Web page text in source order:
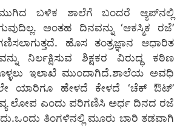
ಬಳಿಕ ಶಾಲೆಗೆ ಬಂದರೆ ಆ್ಯಪ್‌ನಲ್ಲಿ
ಅಂತಹ ದಿನವನ್ನು ‘ಆಕಸ್ಮಿಕ ರಜೆ’
ಹೊಸ ತಂತ್ರಜ್ಞಾನ ಆಧಾರಿತ
ನಿರ್ಲಕ್ಷಿಸುವ ಶಿಕ್ಷಕರ ವಿರುದ್ಧ ಕಠಿಣ
ಇಲಾಖೆ ಮುಂದಾಗಿದೆ.ಶಾಲೆಯ ಅವಧಿ
ಯಾರಿಗೂ ಹೇಳದೆ ಕೇಳದೆ ‘ಚೆಕ್ ಔಟ್’
ಲೋಪ ಎಂದು ಪರಿಗಣಿಸಿ ಅರ್ಧ ದಿನದ ರಜೆ
ತಿಂಗಳಿನಲ್ಲಿ ಮೂರು ಬಾರಿ ತಡವಾಗಿ